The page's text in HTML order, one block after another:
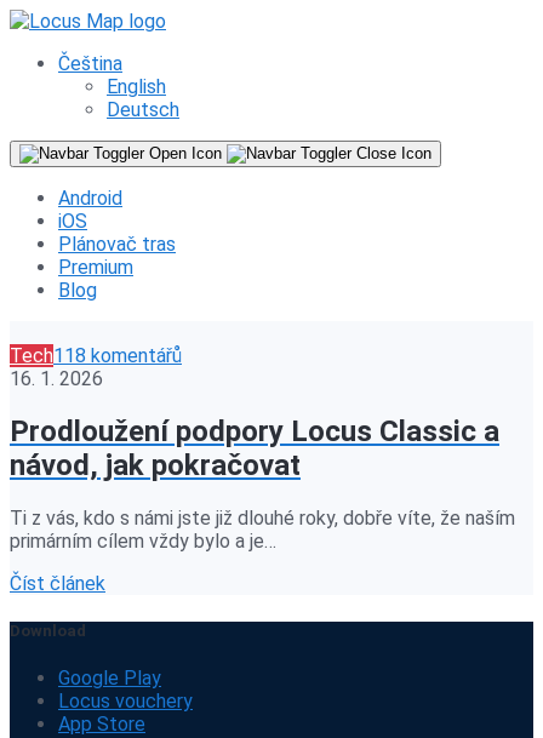
Čeština
English
Deutsch
Android
iOS
Plánovač tras
Premium
Blog
Tech118 komentářů
16. 1. 2026
Prodloužení podpory Locus Classic a
návod, jak pokračovat
Ti z vás, kdo s námi jste již dlouhé roky, dobře víte, že naším
primárním cílem vždy bylo a je…
Číst článek
Download
Google Play
Locus vouchery
App Store